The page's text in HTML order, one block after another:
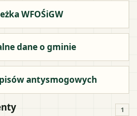
WFOŚiGW
dane o gminie
antysmogowych
1